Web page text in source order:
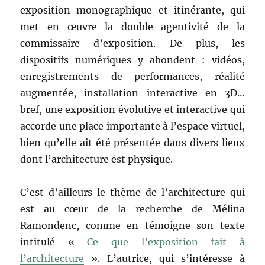
exposition monographique et itinérante, qui
met en œuvre la double agentivité de la
commissaire d’exposition. De plus, les
dispositifs numériques y abondent : vidéos,
enregistrements de performances, réalité
augmentée, installation interactive en 3D…
bref, une exposition évolutive et interactive qui
accorde une place importante à l’espace virtuel,
bien qu’elle ait été présentée dans divers lieux
dont l’architecture est physique.
C’est d’ailleurs le thème de l’architecture qui
est au cœur de la recherche de Mélina
Ramondenc, comme en témoigne son texte
intitulé «Ce que l’exposition fait à
l’architecture ». L’autrice, qui s’intéresse à